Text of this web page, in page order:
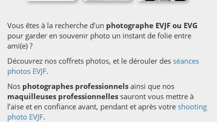
Vous êtes à la recherche d’un photographe EVJF ou EVG
pour garder en souvenir photo un instant de folie entre
ami(e) ?
Découvrez nos coffrets photos, et le dérouler des séances
photos EVJF.
Nos photographes professionnels ainsi que nos
maquilleuses professionnelles sauront vous mettre à
l’aise et en confiance avant, pendant et après votre shooting
photo EVJF.